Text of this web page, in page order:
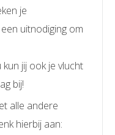
je
uitnodiging om
kun jij ook je vlucht
bij!
alle andere
hierbij aan: